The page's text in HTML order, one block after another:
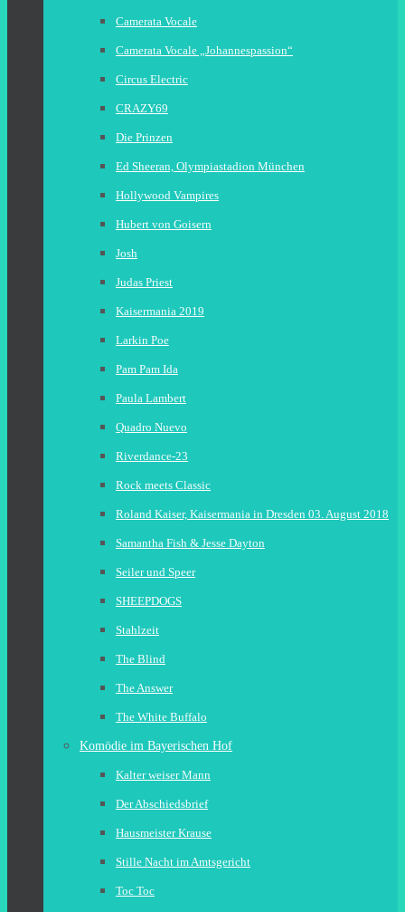
Camerata Vocale
Camerata Vocale „Johannespassion“
Circus Electric
CRAZY69
Die Prinzen
Ed Sheeran, Olympiastadion München
Hollywood Vampires
Hubert von Goisern
Josh
Judas Priest
Kaisermania 2019
Larkin Poe
Pam Pam Ida
Paula Lambert
Quadro Nuevo
Riverdance-23
Rock meets Classic
Roland Kaiser, Kaisermania in Dresden 03. August 2018
Samantha Fish & Jesse Dayton
Seiler und Speer
SHEEPDOGS
Stahlzeit
The Blind
The Answer
The White Buffalo
Komödie im Bayerischen Hof
Kalter weiser Mann
Der Abschiedsbrief
Hausmeister Krause
Stille Nacht im Amtsgericht
Toc Toc